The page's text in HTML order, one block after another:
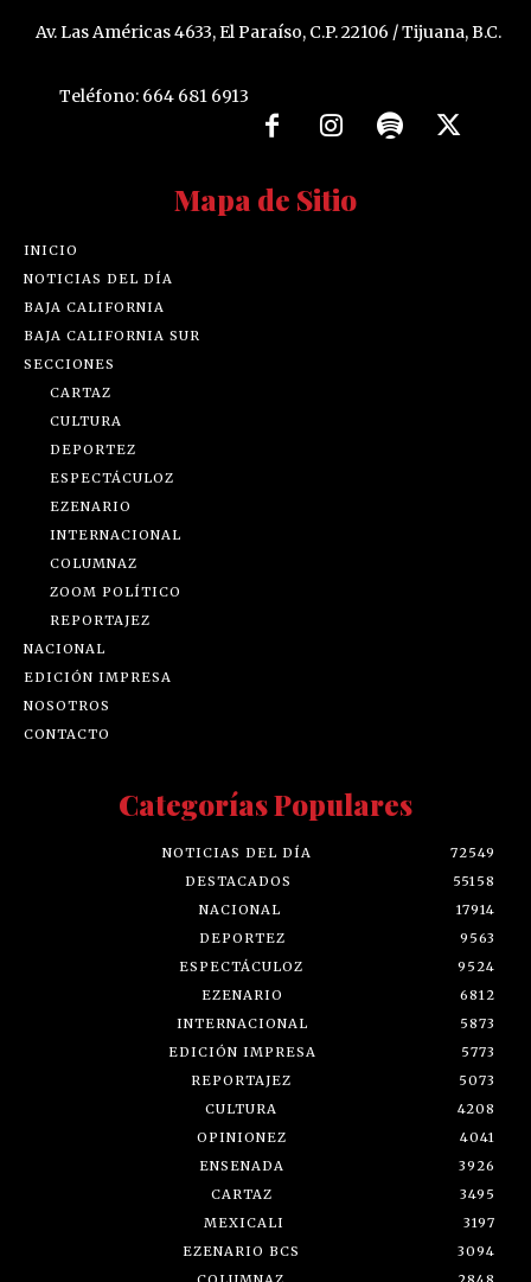
Av. Las Américas 4633, El Paraíso, C.P. 22106 / Tijuana, B.C.
Teléfono: 664 681 6913
Mapa de Sitio
INICIO
NOTICIAS DEL DÍA
BAJA CALIFORNIA
BAJA CALIFORNIA SUR
SECCIONES
CARTAZ
CULTURA
DEPORTEZ
ESPECTÁCULOZ
EZENARIO
INTERNACIONAL
COLUMNAZ
ZOOM POLÍTICO
REPORTAJEZ
NACIONAL
EDICIÓN IMPRESA
NOSOTROS
CONTACTO
Categorías Populares
NOTICIAS DEL DÍA
72549
DESTACADOS
55158
NACIONAL
17914
DEPORTEZ
9563
ESPECTÁCULOZ
9524
EZENARIO
6812
INTERNACIONAL
5873
EDICIÓN IMPRESA
5773
REPORTAJEZ
5073
CULTURA
4208
OPINIONEZ
4041
ENSENADA
3926
CARTAZ
3495
MEXICALI
3197
EZENARIO BCS
3094